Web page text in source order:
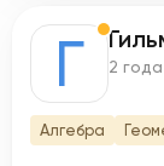
Г 2
Алгебра